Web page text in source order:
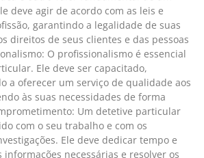
deve agir de acordo com as leis e
garantindo a legalidade de suas
direitos de seus clientes e das pessoas
O profissionalismo é essencial
Ele deve ser capacitado,
a oferecer um serviço de qualidade aos
às suas necessidades de forma
Um detetive particular
com o seu trabalho e com os
Ele deve dedicar tempo e
necessárias e resolver os